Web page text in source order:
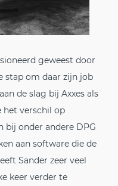
geweest door
stap om daar zijn job
de slag bij Axxes als
het verschil op
bij onder andere DPG
aan software die de
Sander zeer veel
keer verder te